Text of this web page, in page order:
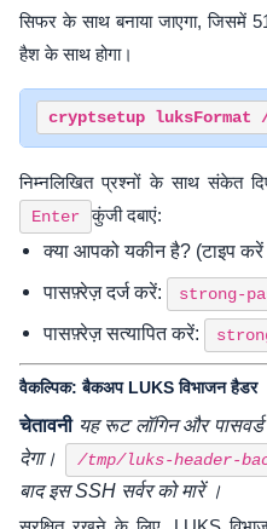
सिफर के साथ बनाया जाएगा, जिसमें
हैश के साथ होगा।
निम्नलिखित प्रश्नों के साथ संकेत
Enter कुंजी दबाएं:
क्या आपको यकीन है? (टाइप
पासफ़्रेज़ दर्ज करें: strong-
पासफ़्रेज़ सत्यापित करें:
वैकल्पिक: बैकअप LUKS विभाजन हैडर
चेतावनी यह रूट लॉगिन और
देगा।
/tmp/luks-header-
बाद इस SSH सर्वर को मारें ।